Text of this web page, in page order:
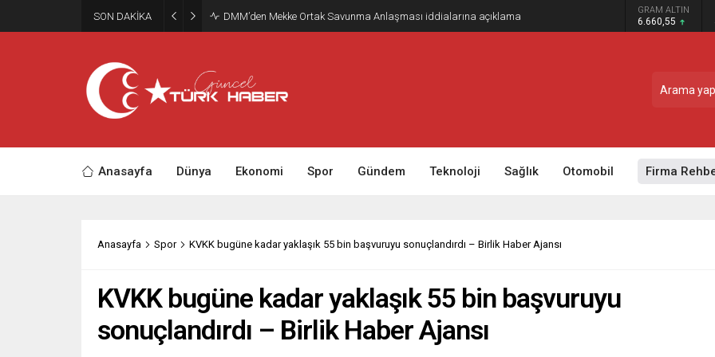
SON DAKİKA Deprem bölgesinde yaralar sarılıyor GRAM ALTIN
6.660,55
Anasayfa Dünya Ekonomi Spor Gündem Teknoloji Sağlık Otomobil Firma
Anasayfa Spor KVKK bugüne kadar yaklaşık 55 bin başvuruyu sonuçlandırdı – Birlik Haber Ajansı
KVKK bugüne kadar yaklaşık 55 bin başvuruyu
sonuçlandırdı – Birlik Haber Ajansı